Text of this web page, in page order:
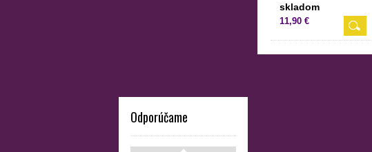
Odporúčame
skladom
11,90 €